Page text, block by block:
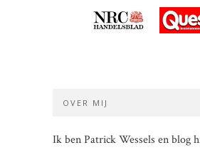
OVER MIJ
Ik ben Patrick Wessels en blog